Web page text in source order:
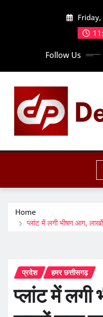
Follow Us
Home
प्लांट में लगी भीषण आग,
प्रदेश हमर छत्तीसगढ़
प्लांट में